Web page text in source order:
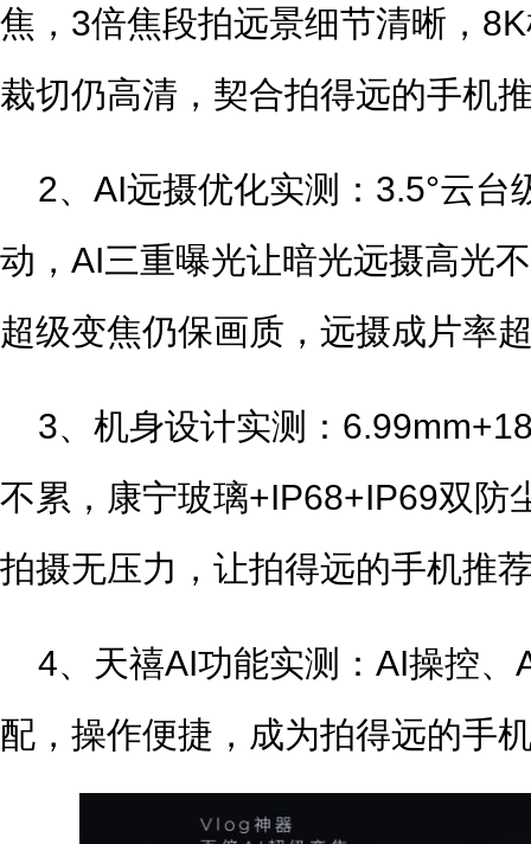
焦，3倍焦段拍远景细节清晰，
裁切仍高清，契合拍得远的手机
2、AI远摄优化实测：3.5°云台
动，AI三重曝光让暗光远摄高光
超级变焦仍保画质，远摄成片率
3、机身设计实测：
不累，康宁玻璃+IP68+IP69双防
拍摄无压力，让拍得远的手机推
4、天禧AI功能实测：AI操控
配，操作便捷，成为拍得远的手